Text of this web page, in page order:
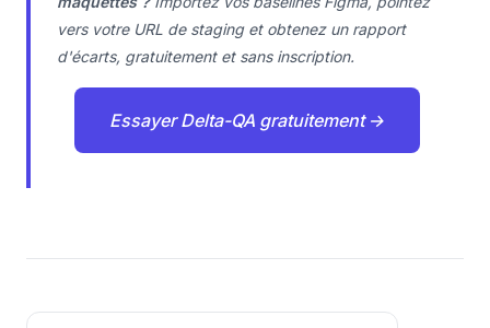
vers votre URL de staging et obtenez un rapport
d'écarts, gratuitement et sans inscription.
Essayer Delta-QA gratuitement →